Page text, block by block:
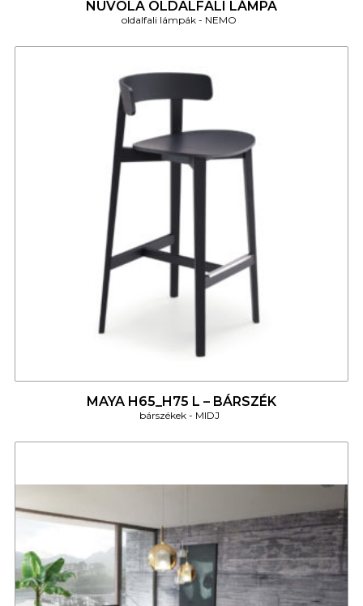
NUVOLA OLDALFALI LÁMPA
oldalfali lámpák NEMO
MAYA H65_H75 L – BÁRSZÉK
bárszékek MIDJ